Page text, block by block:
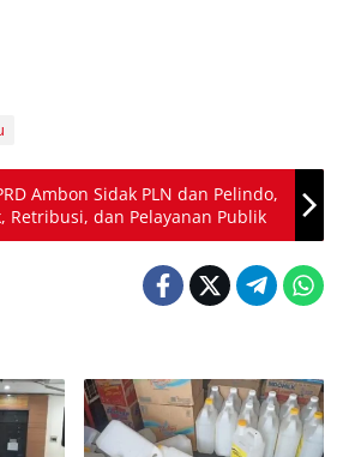
Ambon Sidak PLN dan Pelindo,
Retribusi, dan Pelayanan Publik